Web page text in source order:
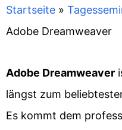
Startseite »
Adobe Dreamweaver
Adobe Dreamweaver
längst zum
Es kommt dem